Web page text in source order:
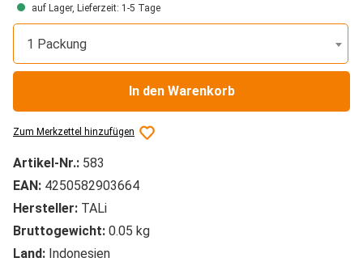
auf Lager, Lieferzeit: 1-5 Tage
1 Packung
In den Warenkorb
Zum Merkzettel hinzufügen
Artikel-Nr.: 583
EAN: 4250582903664
Hersteller: TALi
Bruttogewicht: 0.05 kg
Land: Indonesien